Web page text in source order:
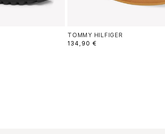
TOMMY HILFIGER
134,90 €